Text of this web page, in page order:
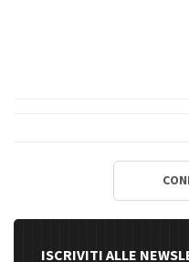
ISCRIVITI ALLE